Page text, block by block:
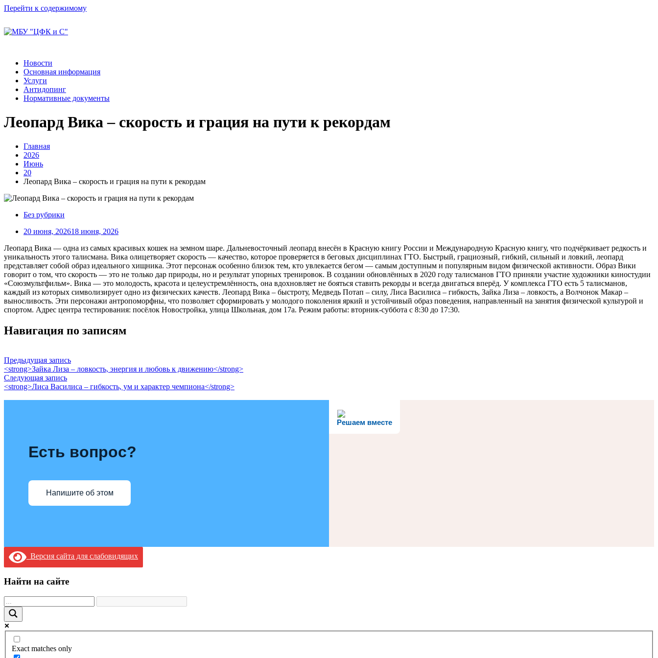
Перейти к содержимому
Новости
Основная информация
Услуги
Антидопинг
Нормативные документы
Леопард Вика – скорость и грация на пути к рекордам
Главная
2026
Июнь
20
Леопард Вика – скорость и грация на пути к рекордам
Без рубрики
20 июня, 202618 июня, 2026
Леопард Вика — одна из самых красивых кошек на земном шаре. Дальневосточный леопард внесён в Красную книгу России и Международную Красную книгу, что подчёркивает редкость и
уникальность этого талисмана. Вика олицетворяет скорость — качество, которое проверяется в беговых дисциплинах ГТО. Быстрый, грациозный, гибкий, сильный и ловкий, леопард
представляет собой образ идеального хищника. Этот персонаж особенно близок тем, кто увлекается бегом — самым доступным и популярным видом физической активности. Образ Вики
говорит о том, что скорость — это не только дар природы, но и результат упорных тренировок. В создании обновлённых в 2020 году талисманов ГТО приняли участие художники киностудии
«Союзмультфильм». Вика — это молодость, красота и целеустремлённость, она вдохновляет не бояться ставить рекорды и всегда двигаться вперёд. У комплекса ГТО есть 5 талисманов,
каждый из которых символизирует одно из физических качеств. Леопард Вика – быстроту, Медведь Потап – силу, Лиса Василиса – гибкость, Зайка Лиза – ловкость, а Волчонок Макар –
выносливость. Эти персонажи антропоморфны, что позволяет сформировать у молодого поколения яркий и устойчивый образ поведения, направленный на занятия физической культурой и
спортом. Адрес центра тестирования: посёлок Новостройка, улица Школьная, дом 17а. Режим работы: вторник-суббота с 8:30 до 17:30.
Навигация по записям
Предыдущая запись
<strong>Зайка Лиза – ловкость, энергия и любовь к движению</strong>
Следующая запись
<strong>Лиса Василиса – гибкость, ум и характер чемпиона</strong>
Решаем вместе
Есть вопрос?
Напишите об этом
Версия сайта для слабовидящих
Найти на сайте
Exact matches only